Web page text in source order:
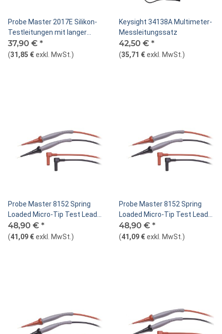
Probe Master 2017E Silikon-
Testleitungen mit langer
Spitze
37,90 € *
(31,85 €exkl. MwSt. )
Keysight 34138A Multimeter-
Messleitungssatz
42,50 € *
(35,71 €exkl. MwSt. )
Probe Master 8152 Spring
Loaded Micro-Tip Test Leads
120cm
48,90 € *
(41,09 €exkl. MwSt. )
Probe Master 8152 Spring
Loaded Micro-Tip Test Leads
90cm
48,90 € *
(41,09 €exkl. MwSt. )